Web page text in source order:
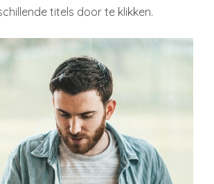
titels door te klikken.